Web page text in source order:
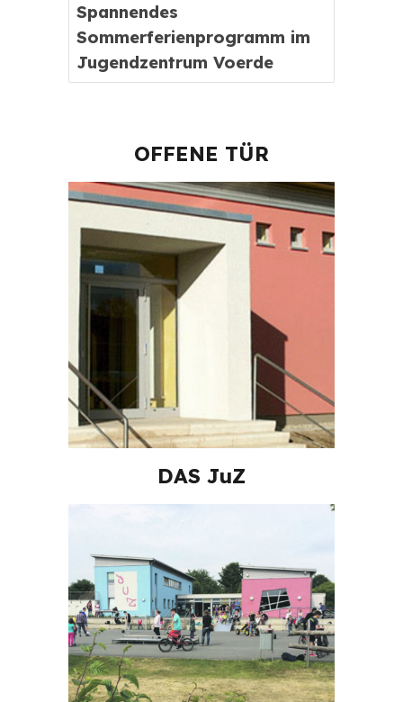
Spannendes
Sommerferienprogramm im
Jugendzentrum Voerde
OFFENE TÜR
DAS JuZ